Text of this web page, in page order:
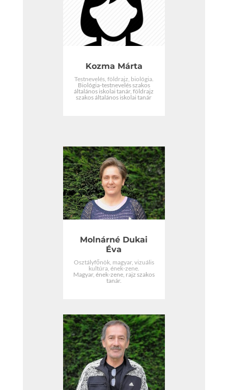
Kozma Márta
Testnevelés, földrajz, biológia.
Biológia-testnevelés szakos
általános iskolai tanár, földrajz
szakos általános iskolai tanár
Molnárné Dukai
Éva
Osztályfőnök, magyar, vizuális
kultúra, ének-zene.
Magyar, ének-zene, rajz szakos
tanár.